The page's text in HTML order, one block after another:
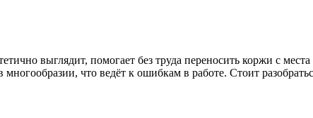
выглядит, помогает без труда переносить коржи с
что ведёт к ошибкам в работе. Стоит